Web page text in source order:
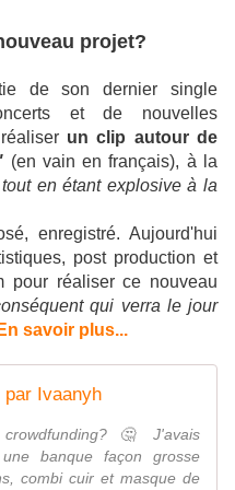
projet?
de son dernier single
et de nouvelles
un clip autour de
(en vain en français), à la
en étant explosive à la
enregistré. Aujourd'hui
post production et
pour réaliser ce nouveau
qui verra le jour
En savoir plus...
par Ivaanyh
🤔 J'avais
banque façon grosse
combi cuir et masque de